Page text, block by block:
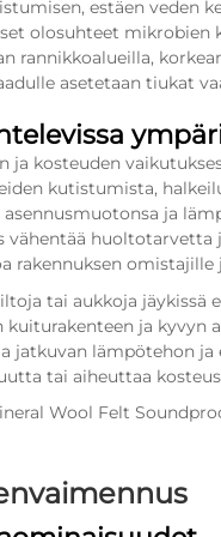
estäen veden
olosuhteet mikrobien
rannikkoalueilla,
asetetaan tiukat
kosteuden
kutistumista,
ja
huoltotarvetta
rakennuksen
tai aukkoja jäykissä
ja kyvyn
jatkuvan lämpötehon
tai aiheuttaa